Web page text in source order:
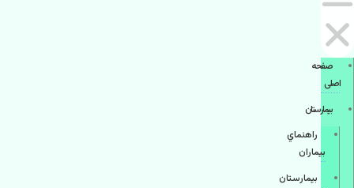
صفحه
اصلی
بيمارستان
راهنماي
بیماران
بیمارستان